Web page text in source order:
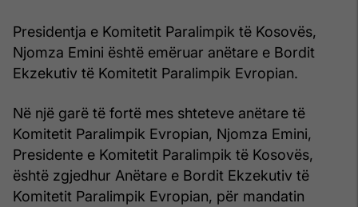
Presidentja e Komitetit Paralimpik të Kosovës,
Njomza Emini është emëruar anëtare e Bordit
Ekzekutiv të Komitetit Paralimpik Evropian.
Në një garë të fortë mes shteteve anëtare të
Komitetit Paralimpik Evropian, Njomza Emini,
Presidente e Komitetit Paralimpik të Kosovës,
është zgjedhur Anëtare e Bordit Ekzekutiv të
Komitetit Paralimpik Evropian, për mandatin